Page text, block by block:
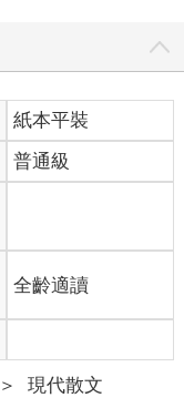
最後我以「那就不
去東京噢！」他一
，說是ｘｘ找我去
今年還沒出門的份
湯。我以「戶長」
，套句他常對我說
張國立，請帶我出
立和趙薇合照，由
紙本平裝
普通級
全齡適讀
＞ 現代散文